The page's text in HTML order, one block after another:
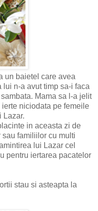
un baietel care avea
lui n-a avut timp sa-i faca
Mama sa l-a jelit
niciodata pe femeile
Lazar.
in aceasta zi de
familiilor cu multi
lui Lazar cel
pentru iertarea pacatelor
stau si asteapta la